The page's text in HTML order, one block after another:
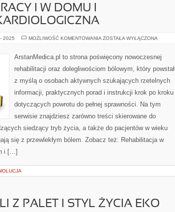
I W DOMU I
2025 MOŻLIWOŚĆ KOMENTOWANIA ERGONOMIA
W
I
KARDIOLOGICZNA
ZOSTAŁA WYŁĄCZONA
ArstanMedica.pl to strona poświęcony nowoczesnej
rehabilitacji oraz dolegliwościom bólowym, który powstał
z myślą o osobach aktywnych szukających rzetelnych
informacji, praktycznych porad i instrukcji krok po kroku
dotyczących powrotu do pełnej sprawności. Na tym
serwisie znajdziesz zarówno treści skierowane do
siedzący tryb życia, a także do pacjentów w wieku
się z przewlekłym bólem. Zobacz też: Rehabilitacja w
i […]
Z PALET I STYL ŻYCIA EKO